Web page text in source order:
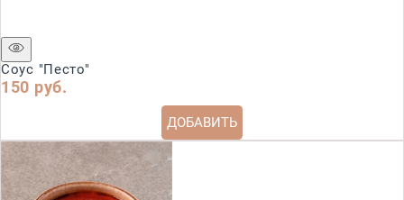
Соус "Песто"
150 руб.
ДОБАВИТЬ